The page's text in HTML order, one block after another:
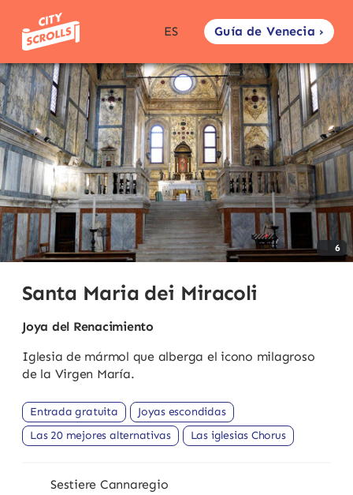
ES Guía de Venecia ›
6
Santa Maria dei Miracoli
Joya del Renacimiento
Iglesia de mármol que alberga el icono milagroso
de la Virgen María.
Entrada gratuita
Joyas escondidas
Las 20 mejores alternativas
Las iglesias Chorus
Sestiere Cannaregio